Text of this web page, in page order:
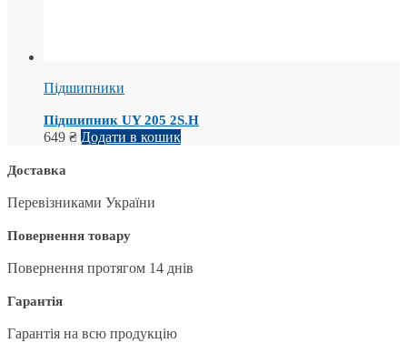
Підшипники
Підшипник UY 205 2S.H
649 ₴ Додати в кошик
Доставка
Перевізниками України
Повернення товару
Повернення протягом 14 днів
Гарантія
Гарантія на всю продукцію